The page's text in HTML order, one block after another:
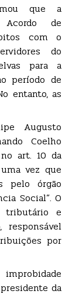
que a
de
com o
do
para a
período de
entanto, as
Augusto
Coelho
art. 10 da
vez que
pelo órgão
Social”. O
tributário e
responsável
por
da